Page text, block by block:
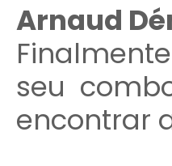
Arnaud
seu
encontrar